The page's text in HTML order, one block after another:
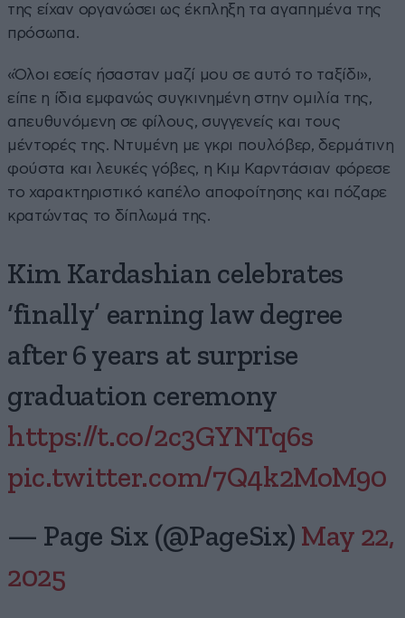
της είχαν οργανώσει ως έκπληξη τα αγαπημένα της
πρόσωπα.
«Όλοι εσείς ήσασταν μαζί μου σε αυτό το ταξίδι»,
είπε η ίδια εμφανώς συγκινημένη στην ομιλία της,
απευθυνόμενη σε φίλους, συγγενείς και τους
μέντορές της. Ντυμένη με γκρι πουλόβερ, δερμάτινη
φούστα και λευκές γόβες, η Κιμ Καρντάσιαν φόρεσε
το χαρακτηριστικό καπέλο αποφοίτησης και πόζαρε
κρατώντας το δίπλωμά της.
Kim Kardashian celebrates
‘finally’ earning law degree
after 6 years at surprise
graduation ceremony
https://t.co/2c3GYNTq6s
pic.twitter.com/7Q4k2MoM90
— Page Six (@PageSix) May 22,
2025